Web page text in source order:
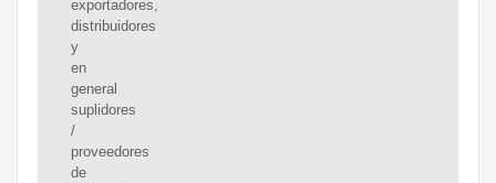
exportadores,
distribuidores
y
en
general
suplidores
/
proveedores
de